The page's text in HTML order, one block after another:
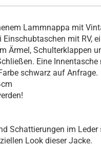
Lammnappa mit
mit RV,
Ärmel, Schulterklappen
Eine Innentasche
schwarz auf Anfrage.
Schattierungen im
Look dieser Jacke.